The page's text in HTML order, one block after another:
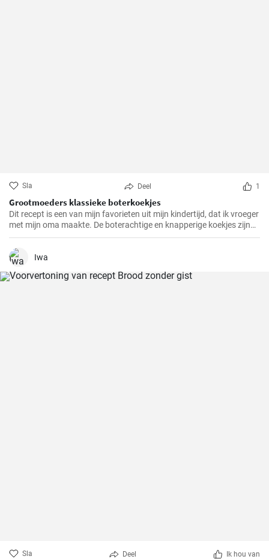
Sla Deel 1
Grootmoeders klassieke boterkoekjes
Dit recept is een van mijn favorieten uit mijn kindertijd, dat ik vroeger
met mijn oma maakte. De boterachtige en knapperige koekjes zijn
niet alleen makkelijk te maken, maar brengen ook diepe
herinneringen terug en maken het tot een speciale traktatie. We
hebben het recept door de jaren heen zorgvuldig verfijnd en hopen
Iwa
Sla Deel Ik hou van